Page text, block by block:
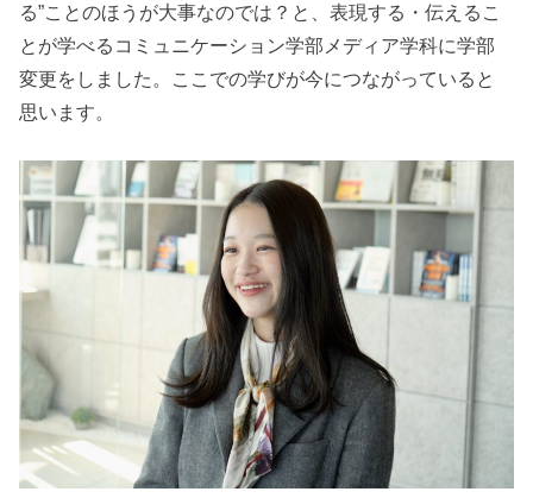
る”ことのほうが大事なのでは？と、表現する・伝えるこ
とが学べるコミュニケーション学部メディア学科に学部
変更をしました。ここでの学びが今につながっていると
思います。